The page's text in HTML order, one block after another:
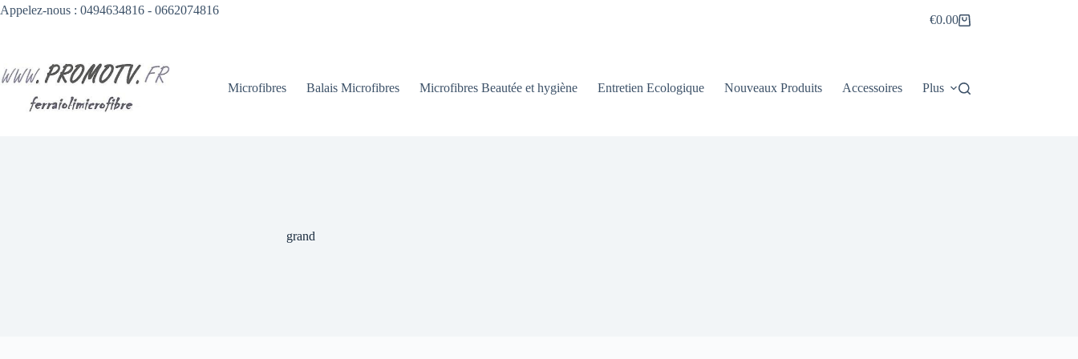
Passer
au
Appelez-nous : 0494634816 - 0662074816
Panier
€0.00
Microfibres Balais Microfibres Microfibres Beautée et hygiène Entretien Ecologique Nouveaux Produits Accessoires Plus
grand